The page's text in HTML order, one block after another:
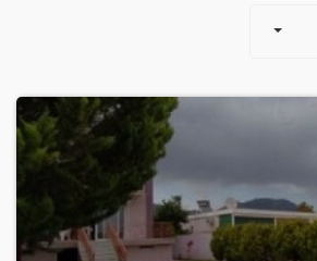
Leaflet